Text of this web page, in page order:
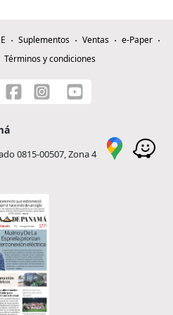
Suplementos Ventas
e-Paper
Términos y condiciones
0815-00507, Zona 4